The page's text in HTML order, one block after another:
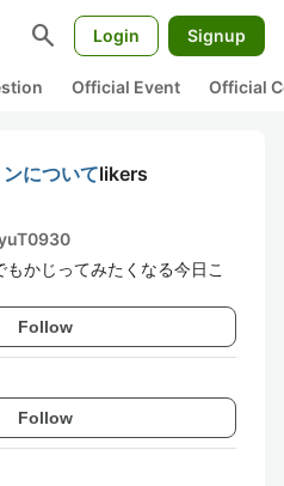
search Login Signup
Official Event Official
についてlikers
かじってみたくなる今日こ
Follow
Follow